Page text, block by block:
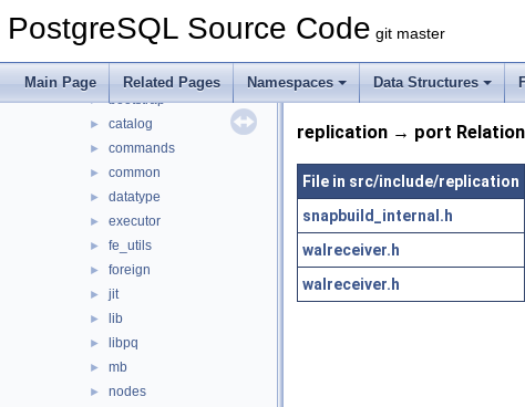
PostgreSQL Source Code git master
Main Page Related Pages Namespaces Data Structures
► access
backup
► bootstrap
► catalog
► commands
► common
► datatype
► executor
► fe_utils
► foreign
► jit
► lib
► libpq
► mb
► nodes
replication → port Relation
File in src/include/replication
snapbuild_internal.h
walreceiver.h
walreceiver.h